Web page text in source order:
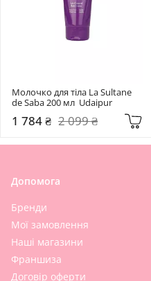
Молочко для тіла La Sultane
de Saba 200 мл  Udaipur
1 784 ₴ 2 099 ₴
Допомога
Бренди
Мої замовлення
Наші магазини
Франшиза
Договір оферти